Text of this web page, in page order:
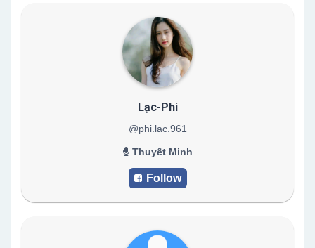
Lạc-Phi
@phi.lac.961
Thuyết Minh
Follow